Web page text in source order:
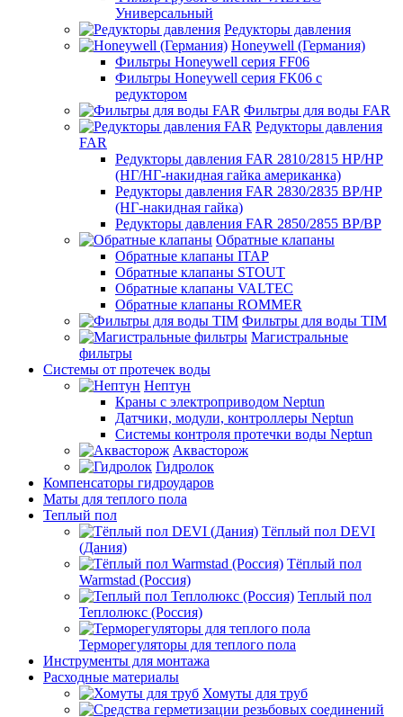
Универсальный
Редукторы давления
Honeywell (Германия)
Фильтры Honeywell серия FF06
Фильтры Honeywell серия FK06 с
редуктором
Фильтры для воды FAR
Редукторы давления
FAR
Редукторы давления FAR 2810/2815 НР/НР
(НГ/НГ-накидная гайка американка)
Редукторы давления FAR 2830/2835 ВР/НР
(НГ-накидная гайка)
Редукторы давления FAR 2850/2855 ВР/ВР
Обратные клапаны
Обратные клапаны ITAP
Обратные клапаны STOUT
Обратные клапаны VALTEC
Обратные клапаны ROMMER
Фильтры для воды TIM
Магистральные
фильтры
Системы от протечек воды
Нептун
Краны с электроприводом Neptun
Датчики, модули, контроллеры Neptun
Системы контроля протечки воды Neptun
Аквасторож
Гидролок
Компенсаторы гидроударов
Маты для теплого пола
Теплый пол
Тёплый пол DEVI
(Дания)
Тёплый пол
Warmstad (Россия)
Теплый пол
Теплолюкс (Россия)
Терморегуляторы для теплого пола
Инструменты для монтажа
Расходные материалы
Хомуты для труб